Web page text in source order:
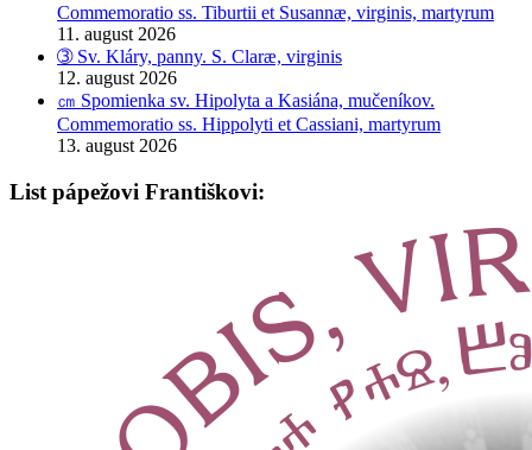
Commemoratio ss. Tiburtii et Susannæ, virginis, martyrum
11. august 2026
➂ Sv. Kláry, panny. S. Claræ, virginis
12. august 2026
㎝ Spomienka sv. Hipolyta a Kasiána, mučeníkov.
Commemoratio ss. Hippolyti et Cassiani, martyrum
13. august 2026
List pápežovi Františkovi: